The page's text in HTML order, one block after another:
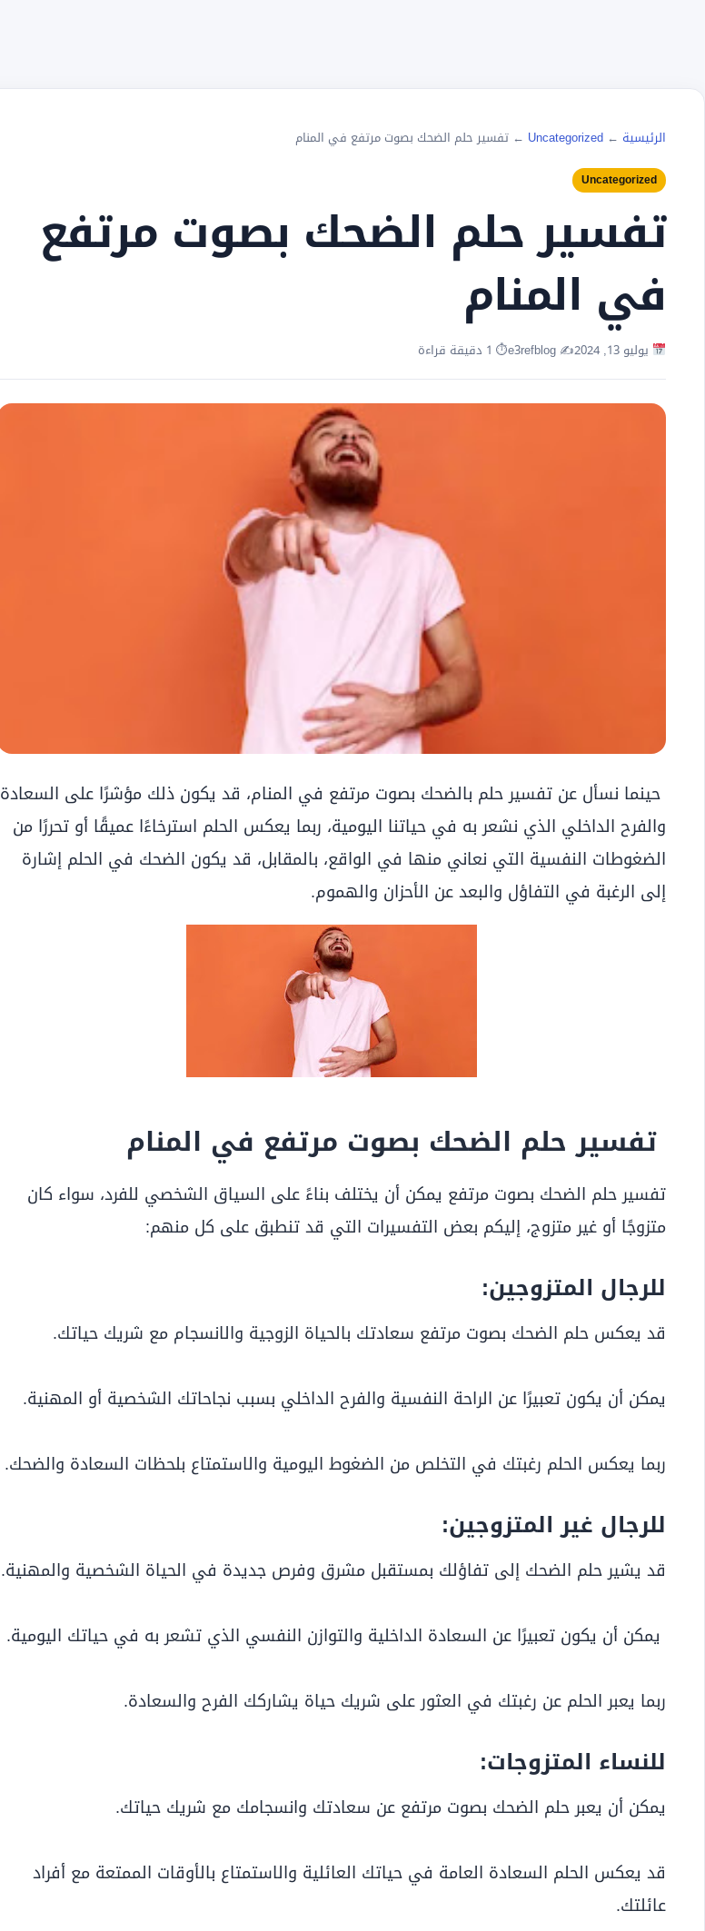
الرئيسية ←
Uncategorized
← تفسير حلم الضحك بصوت مرتفع في المنام
Uncategorized
تفسير حلم الضحك بصوت مرتفع
في المنام
يوليو 13, 2024 ✍️ e3refblog ⏱ 1 دقيقة قراءة
حينما نسأل عن تفسير حلم بالضحك بصوت مرتفع في المنام، قد يكون ذلك مؤشرًا على السعادة
والفرح الداخلي الذي نشعر به في حياتنا اليومية، ربما يعكس الحلم استرخاءًا عميقًا أو تحررًا من
الضغوطات النفسية التي نعاني منها في الواقع، بالمقابل، قد يكون الضحك في الحلم إشارة
إلى الرغبة في التفاؤل والبعد عن الأحزان والهموم.
تفسير حلم الضحك بصوت مرتفع في المنام
تفسير حلم الضحك بصوت مرتفع يمكن أن يختلف بناءً على السياق الشخصي للفرد، سواء كان
متزوجًا أو غير متزوج، إليكم بعض التفسيرات التي قد تنطبق على كل منهم:
للرجال المتزوجين:
قد يعكس حلم الضحك بصوت مرتفع سعادتك بالحياة الزوجية والانسجام مع شريك حياتك.
يمكن أن يكون تعبيرًا عن الراحة النفسية والفرح الداخلي بسبب نجاحاتك الشخصية أو المهنية.
ربما يعكس الحلم رغبتك في التخلص من الضغوط اليومية والاستمتاع بلحظات السعادة والضحك.
للرجال غير المتزوجين:
قد يشير حلم الضحك إلى تفاؤلك بمستقبل مشرق وفرص جديدة في الحياة الشخصية والمهنية.
يمكن أن يكون تعبيرًا عن السعادة الداخلية والتوازن النفسي الذي تشعر به في حياتك اليومية.
ربما يعبر الحلم عن رغبتك في العثور على شريك حياة يشاركك الفرح والسعادة.
للنساء المتزوجات:
يمكن أن يعبر حلم الضحك بصوت مرتفع عن سعادتك وانسجامك مع شريك حياتك.
قد يعكس الحلم السعادة العامة في حياتك العائلية والاستمتاع بالأوقات الممتعة مع أفراد
عائلتك.